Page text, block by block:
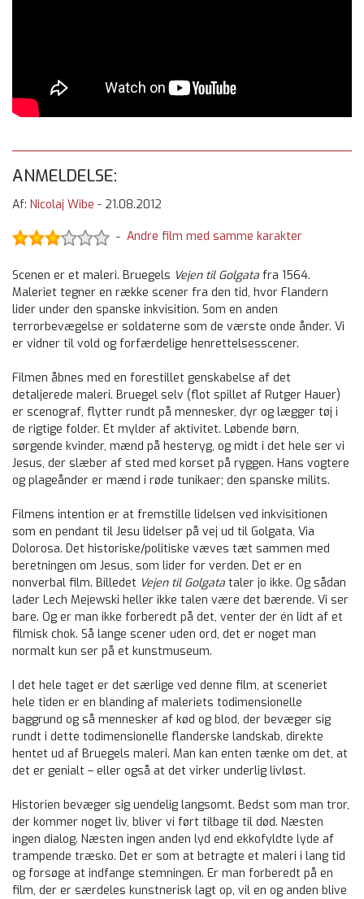
ANMELDELSE:
Af: Nicolaj Wibe - 21.08.2012
- Andre film med samme karakter
Scenen er et maleri. Bruegels Vejen til Golgata fra 1564.
Maleriet tegner en række scener fra den tid, hvor Flandern
lider under den spanske inkvisition. Som en anden
terrorbevægelse er soldaterne som de værste onde ånder. Vi
er vidner til vold og forfærdelige henrettelsesscener.
Filmen åbnes med en forestillet genskabelse af det
detaljerede maleri. Bruegel selv (flot spillet af Rutger Hauer)
er scenograf, flytter rundt på mennesker, dyr og lægger tøj i
de rigtige folder. Et mylder af aktivitet. Løbende børn,
sørgende kvinder, mænd på hesteryg, og midt i det hele ser vi
Jesus, der slæber af sted med korset på ryggen. Hans vogtere
og plageånder er mænd i røde tunikaer; den spanske milits.
Filmens intention er at fremstille lidelsen ved inkvisitionen
som en pendant til Jesu lidelser på vej ud til Golgata, Via
Dolorosa. Det historiske/politiske væves tæt sammen med
beretningen om Jesus, som lider for verden. Det er en
nonverbal film. Billedet Vejen til Golgata taler jo ikke. Og sådan
lader Lech Mejewski heller ikke talen være det bærende. Vi ser
bare. Og er man ikke forberedt på det, venter der én lidt af et
filmisk chok. Så lange scener uden ord, det er noget man
normalt kun ser på et kunstmuseum.
I det hele taget er det særlige ved denne film, at sceneriet
hele tiden er en blanding af maleriets todimensionelle
baggrund og så mennesker af kød og blod, der bevæger sig
rundt i dette todimensionelle flanderske landskab, direkte
hentet ud af Bruegels maleri. Man kan enten tænke om det, at
det er genialt – eller også at det virker underlig livløst.
Historien bevæger sig uendelig langsomt. Bedst som man tror,
der kommer noget liv, bliver vi ført tilbage til død. Næsten
ingen dialog. Næsten ingen anden lyd end ekkofyldte lyde af
trampende træsko. Det er som at betragte et maleri i lang tid
og forsøge at indfange stemningen. Er man forberedt på en
film, der er særdeles kunstnerisk lagt op, vil en og anden blive